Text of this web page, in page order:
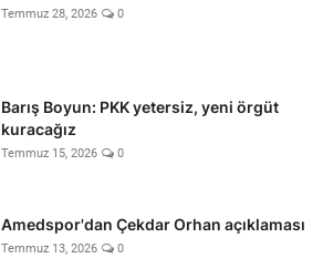
Temmuz 28, 2026 0
Barış Boyun: PKK yetersiz, yeni örgüt
kuracağız
Temmuz 15, 2026 0
Amedspor'dan Çekdar Orhan açıklaması
Temmuz 13, 2026 0